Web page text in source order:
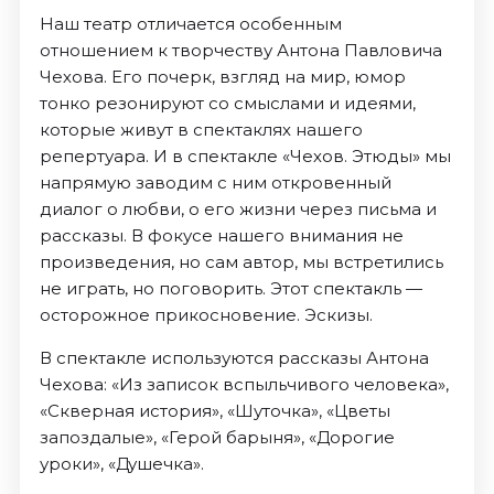
Наш театр отличается особенным
отношением к творчеству Антона Павловича
Чехова. Его почерк, взгляд на мир, юмор
тонко резонируют со смыслами и идеями,
которые живут в спектаклях нашего
репертуара. И в спектакле «Чехов. Этюды» мы
напрямую заводим с ним откровенный
диалог о любви, о его жизни через письма и
рассказы. В фокусе нашего внимания не
произведения, но сам автор, мы встретились
не играть, но поговорить. Этот спектакль —
осторожное прикосновение. Эскизы.
В спектакле используются рассказы Антона
Чехова: «Из записок вспыльчивого человека»,
«Скверная история», «Шуточка», «Цветы
запоздалые», «Герой барыня», «Дорогие
уроки», «Душечка».